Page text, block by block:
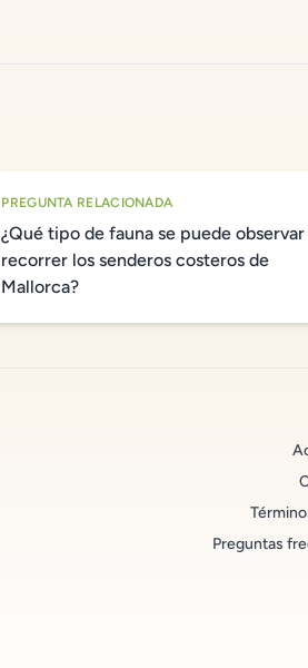
PREGUNTA RELACIONADA
¿Qué tipo de fauna se puede observar
recorrer los senderos costeros de
Mallorca?
Preguntas